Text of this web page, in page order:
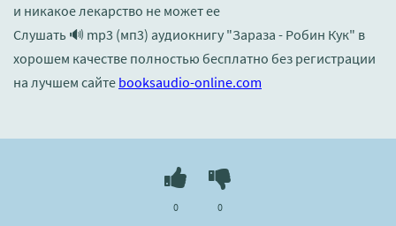
и никакое лекарство не может ее
Слушать 🔊 mp3 (мп3) аудиокнигу "Зараза - Робин Кук" в
хорошем качестве полностью бесплатно без регистрации
на лучшем сайте booksaudio-online.com
0 0